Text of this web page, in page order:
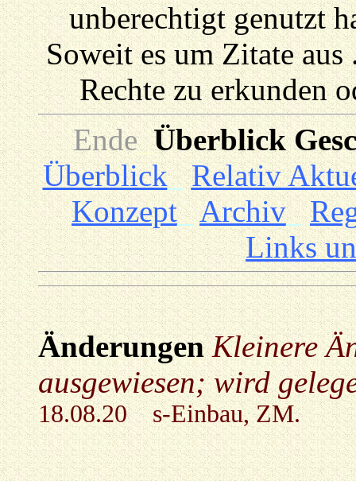
unberechtigt genutzt
Soweit es um Zitate
Rechte zu erkunden
Ende_Überblick
Überblick_Relativ
Konzept_Archiv_
Links
ÄnderungenKleinere
ausgewiesen; wird
18.08.20 s-Einbau, ZM.